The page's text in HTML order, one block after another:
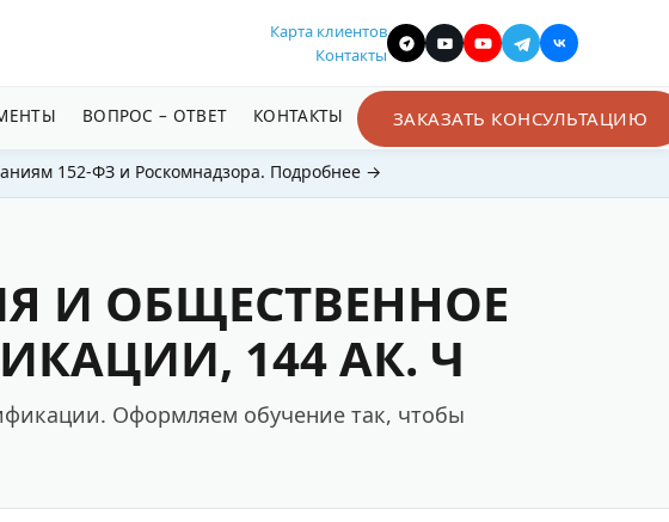
Карта клиентов
Контакты
ВОПРОС – ОТВЕТ КОНТАКТЫ ЗАКАЗАТЬ КОНСУЛЬТАЦИЮ
152-ФЗ и Роскомнадзора. Подробнее →
И ОБЩЕСТВЕННОЕ
144 АК. Ч
Оформляем обучение так, чтобы